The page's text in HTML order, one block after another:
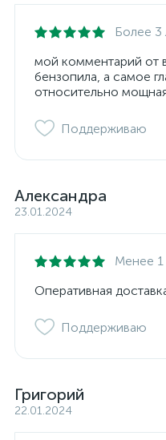
Более 3
мой комментарий от
бензопила, а самое
относительно
Поддерживаю
Александра
23.01.2024
Менее 1
Оперативная
Поддерживаю
Григорий
22.01.2024